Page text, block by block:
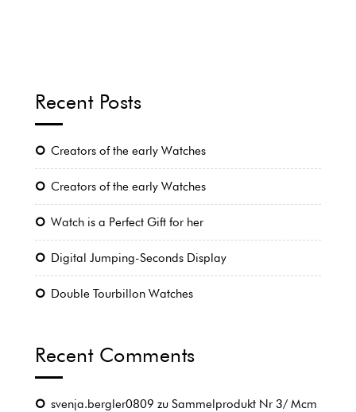
Recent Posts
Creators of the early Watches
Creators of the early Watches
Watch is a Perfect Gift for her
Digital Jumping-Seconds Display
Double Tourbillon Watches
Recent Comments
svenja.bergler0809 zu Sammelprodukt Nr 3/ Mcm